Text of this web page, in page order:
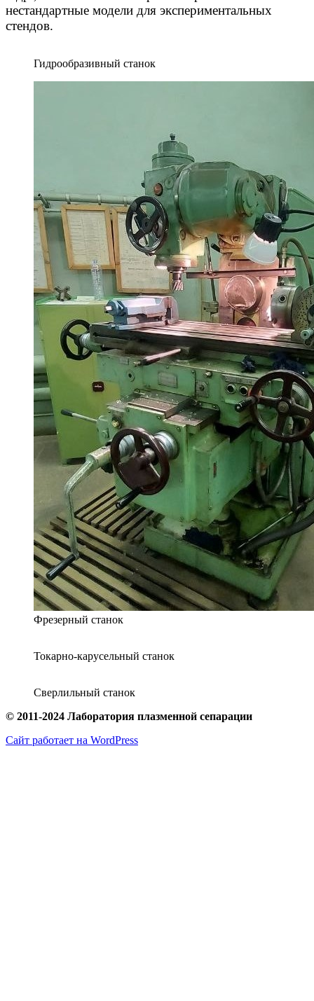
нестандартные модели для экспериментальных
стендов.
Гидрообразивный станок
Фрезерный станок
Токарно-карусельный станок
Сверлильный станок
© 2011-2024 Лаборатория плазменной сепарации
Сайт работает на WordPress